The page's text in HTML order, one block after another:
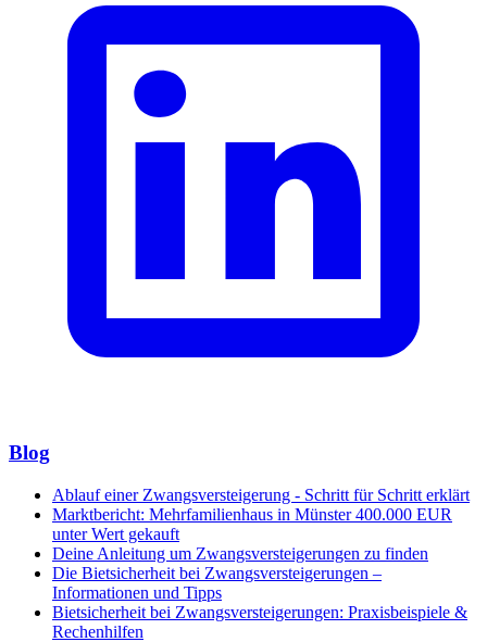
Blog
Ablauf einer Zwangsversteigerung - Schritt für Schritt erklärt
Marktbericht: Mehrfamilienhaus in Münster 400.000 EUR
unter Wert gekauft
Deine Anleitung um Zwangsversteigerungen zu finden
Die Bietsicherheit bei Zwangsversteigerungen –
Informationen und Tipps
Bietsicherheit bei Zwangsversteigerungen: Praxisbeispiele &
Rechenhilfen